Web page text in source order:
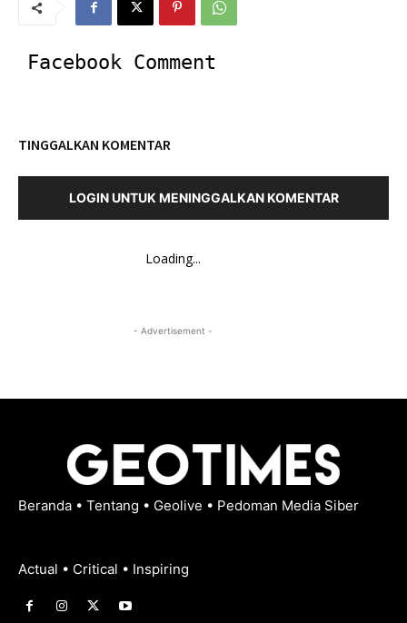
Facebook Comment
TINGGALKAN KOMENTAR
LOGIN UNTUK MENINGGALKAN KOMENTAR
Loading...
- Advertisement -
Beranda • Tentang • Geolive • Pedoman Media Siber
Actual • Critical • Inspiring